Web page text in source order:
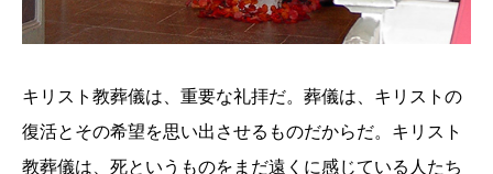
キリスト教葬儀は、重要な礼拝だ。葬儀は、キリストの
復活とその希望を思い出させるものだからだ。キリスト
教葬儀は、死というものをまだ遠くに感じている人たち